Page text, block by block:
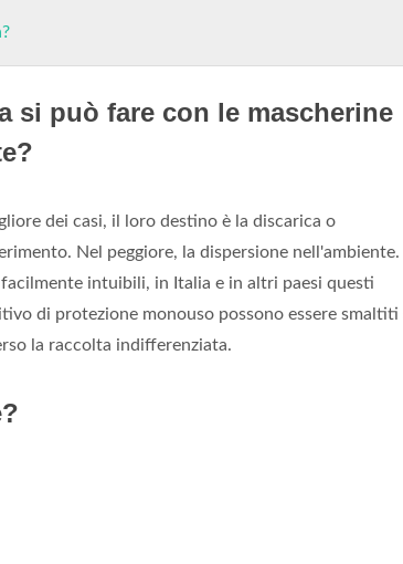
si può fare con le mascherine
dei casi, il loro destino è la discarica o
Nel peggiore, la dispersione nell'ambiente.
intuibili, in Italia e in altri paesi questi
di protezione monouso possono essere smaltiti
la raccolta indifferenziata.